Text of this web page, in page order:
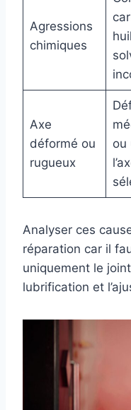
Agressions
chimiques
Axe
déformé ou
rugueux
ou
Analyser ces
réparation car il
uniquement le
lubrification et